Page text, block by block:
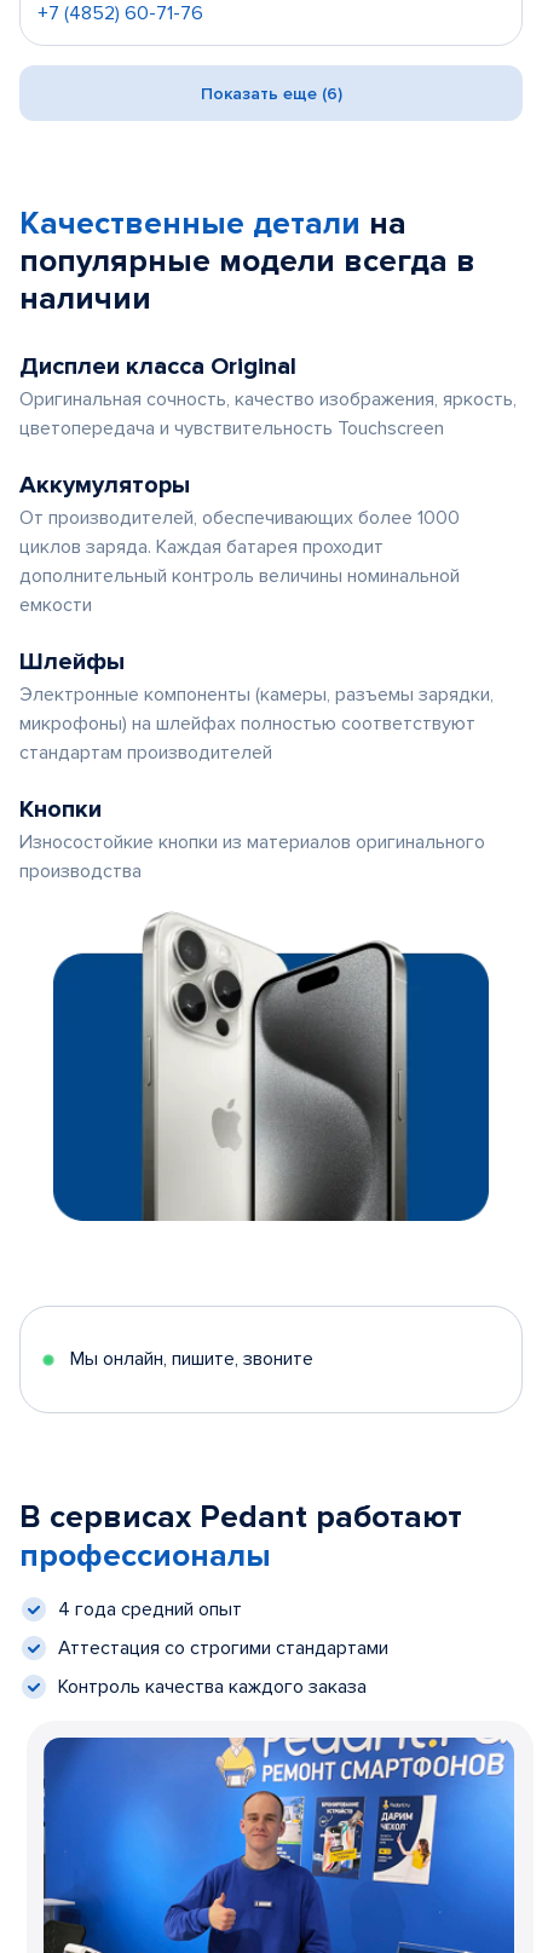
+7 (4852) 60-71-76
Показать еще (6)
Качественные детали на
популярные модели всегда в
наличии
Дисплеи класса Original
Оригинальная сочность, качество изображения, яркость,
цветопередача и чувствительность Touchscreen
Аккумуляторы
От производителей, обеспечивающих более 1000
циклов заряда. Каждая батарея проходит
дополнительный контроль величины номинальной
емкости
Шлейфы
Электронные компоненты (камеры, разъемы зарядки,
микрофоны) на шлейфах полностью соответствуют
стандартам производителей
Кнопки
Износостойкие кнопки из материалов оригинального
производства
Мы онлайн, пишите, звоните
В сервисах Pedant работают
профессионалы
4 года средний опыт
Аттестация со строгими стандартами
Контроль качества каждого заказа